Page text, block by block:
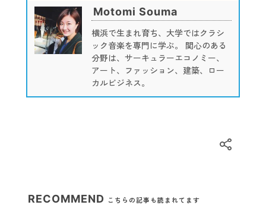
Motomi Souma
横浜で生まれ育ち、大学ではクラシ
ック音楽を専門に学ぶ。 関心のある
分野は、サーキュラーエコノミー、
アート、ファッション、建築、ロー
カルビジネス。
RECOMMEND こちらの記事も読まれてます